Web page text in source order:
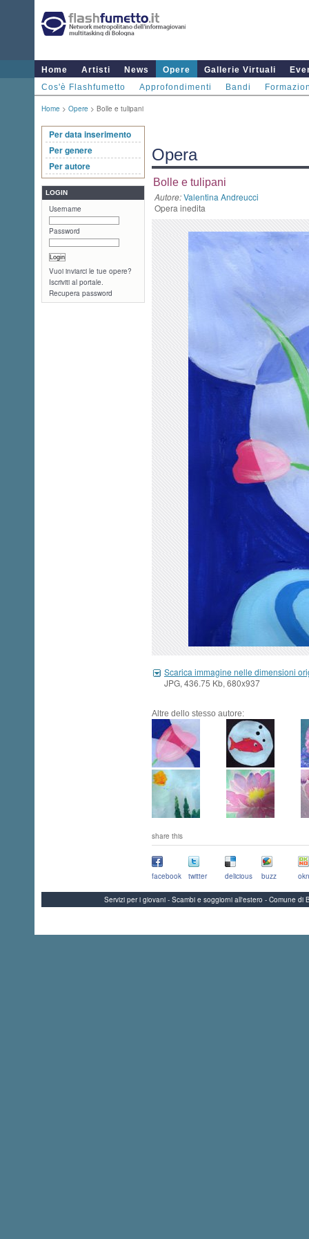
Home Artisti News Opere Gallerie Virtuali
Cos'è Flashfumetto
Approfondimenti Bandi
Home > Opere > Bolle e tulipani
Per data inserimento
Per genere
Per autore
LOGIN
Username
Password
Vuoi inviarci le tue opere?
Iscriviti al portale.
Recupera password
Opera
Bolle e tulipani
Autore:Valentina Andreucci
Opera inedita
Scarica immagine nelle dimensioni
JPG, 436.75 Kb, 680x937
Altre dello stesso autore:
share this
facebook twitter delicious buzz
Servizi per i giovani - Scambi e soggiorni all'estero - Comune